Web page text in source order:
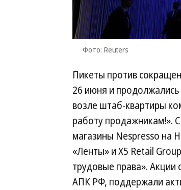
Фото: Reuters
Пикеты против
26 июня и продолжались
возле штаб-квартиры
работу продажникам!».
магазины Nespresso на
«Ленты» и X5 Retail
трудовые права».
АПК РФ, поддержали